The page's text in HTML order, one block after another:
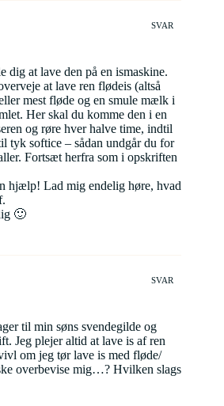
SVAR
dig at lave den på en ismaskine.
at lave ren flødeis (altså
mest fløde og en smule mælk i
Her skal du komme den i en
og røre hver halve time, indtil
tyk softice – sådan undgår du for
Fortsæt herfra som i opskriften
hjælp! Lad mig endelig høre, hvad
🙂
SVAR
til min søns svendegilde og
Jeg plejer altid at lave is af ren
om jeg tør lave is med fløde/
overbevise mig…? Hvilken slags